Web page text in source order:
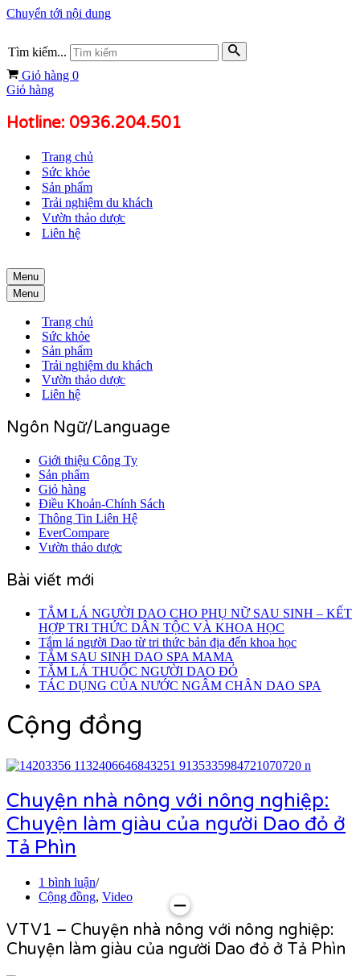
Chuyển tới nội dung
Tìm kiếm...
Giỏ hàng 0
Giỏ hàng
Hotline: 0936.204.501
Trang chủ
Sức khỏe
Sản phẩm
Trải nghiệm du khách
Vườn thảo dược
Liên hệ
Menu
Menu
Trang chủ
Sức khỏe
Sản phẩm
Trải nghiệm du khách
Vườn thảo dược
Liên hệ
Ngôn Ngữ/Language
Giới thiệu Công Ty
Sản phẩm
Giỏ hàng
Điều Khoản-Chính Sách
Thông Tin Liên Hệ
EverCompare
Vườn thảo dược
Bài viết mới
TẮM LÁ NGƯỜI DAO CHO PHỤ NỮ SAU SINH – KẾT
HỢP TRI THỨC DÂN TỘC VÀ KHOA HỌC
Tắm lá người Dao từ tri thức bản địa đến khoa học
TẮM SAU SINH DAO SPA MAMA
TẮM LÁ THUỐC NGƯỜI DAO ĐỎ
TÁC DỤNG CỦA NƯỚC NGÂM CHÂN DAO SPA
Cộng đồng
Chuyện nhà nông với nông nghiệp:
Chuyện làm giàu của người Dao đỏ ở
Tả Phìn
1 bình luận
Cộng đồng, Video
VTV1 – Chuyện nhà nông với nông nghiệp:
Chuyện làm giàu của người Dao đỏ ở Tả Phìn